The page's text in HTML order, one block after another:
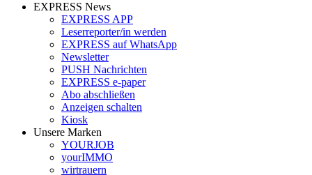
EXPRESS News
EXPRESS APP
Leserreporter/in werden
EXPRESS auf WhatsApp
Newsletter
PUSH Nachrichten
EXPRESS e-paper
Abo abschließen
Anzeigen schalten
Kiosk
Unsere Marken
YOURJOB
yourIMMO
wirtrauern